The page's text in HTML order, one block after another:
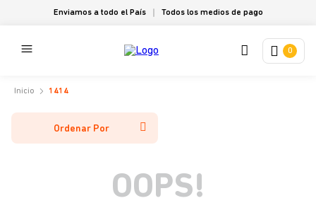
Enviamos a todo el País Todos los medios de pago
0
1414
Ordenar Por
OOPS!